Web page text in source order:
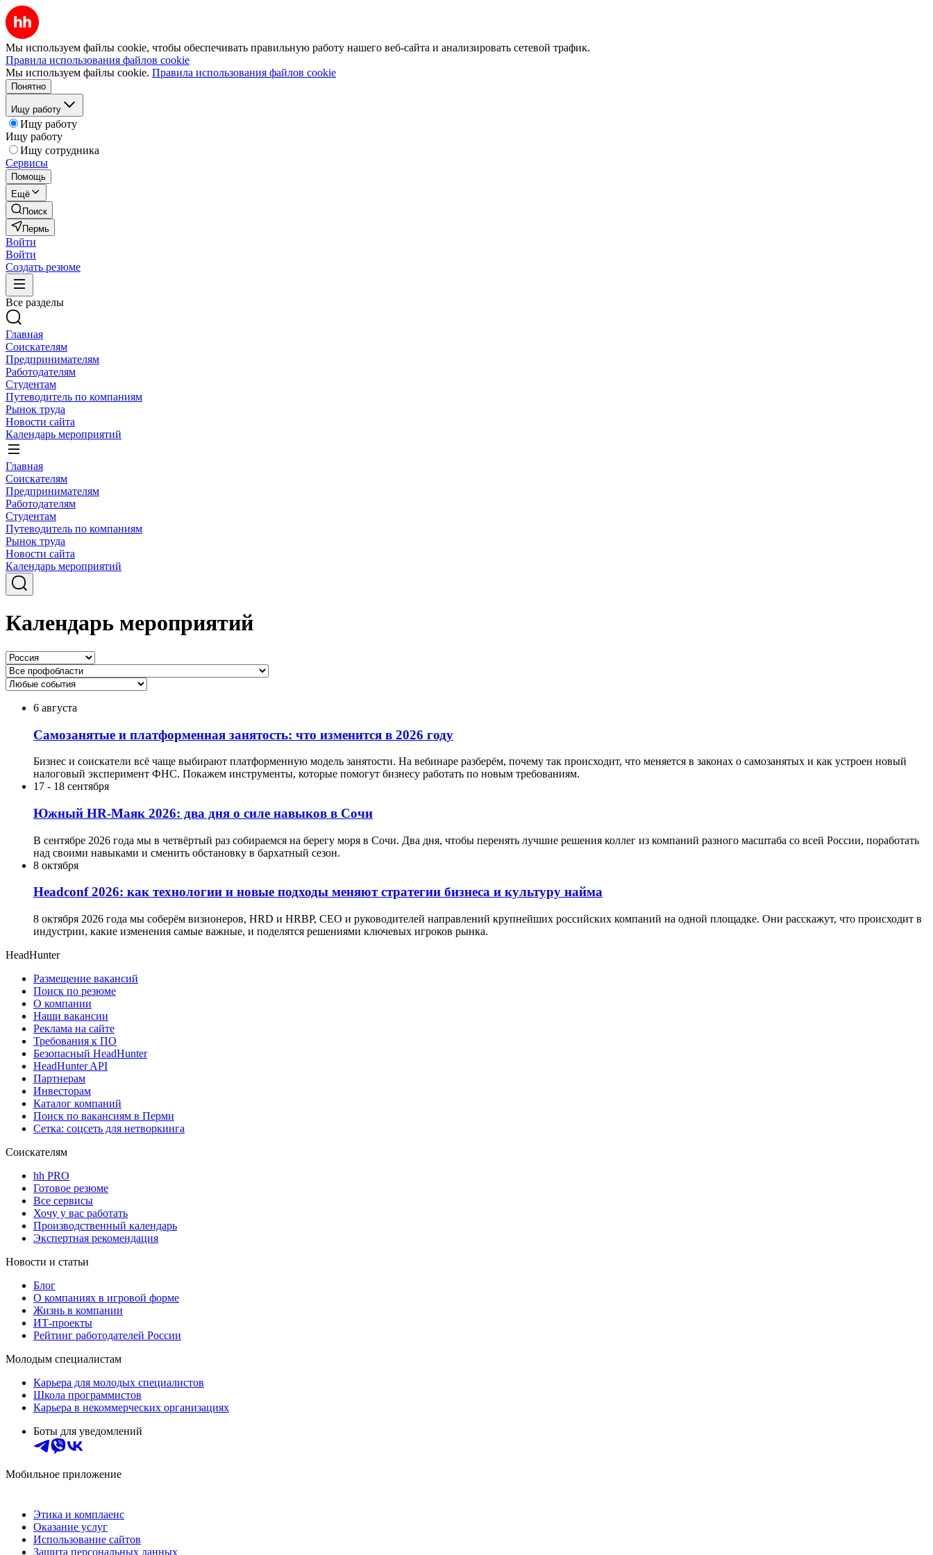
Мы используем файлы cookie, чтобы обеспечивать правильную работу нашего веб-сайта и анализировать сетевой трафик.
Правила использования файлов cookie
Мы используем файлы cookie. Правила использования файлов cookie
Понятно
Ищу работу
Ищу работу
Ищу работу
Ищу сотрудника
Сервисы
Помощь
Ещё
Поиск
Пермь
Войти
Войти
Создать резюме
Все разделы
Главная
Соискателям
Предпринимателям
Работодателям
Студентам
Путеводитель по компаниям
Рынок труда
Новости сайта
Календарь мероприятий
Главная
Соискателям
Предпринимателям
Работодателям
Студентам
Путеводитель по компаниям
Рынок труда
Новости сайта
Календарь мероприятий
Календарь мероприятий
6 августа
Самозанятые и платформенная занятость: что изменится в 2026 году
Бизнес и соискатели всё чаще выбирают платформенную модель занятости. На вебинаре разберём, почему так происходит, что меняется в законах о самозанятых и как устроен новый
налоговый эксперимент ФНС. Покажем инструменты, которые помогут бизнесу работать по новым требованиям.
17 - 18 сентября
Южный HR-Маяк 2026: два дня о силе навыков в Сочи
В сентябре 2026 года мы в четвёртый раз собираемся на берегу моря в Сочи. Два дня, чтобы перенять лучшие решения коллег из компаний разного масштаба со всей России, поработать
над своими навыками и сменить обстановку в бархатный сезон.
8 октября
Headсonf 2026: как технологии и новые подходы меняют стратегии бизнеса и культуру найма
8 октября 2026 года мы соберём визионеров, HRD и HRBP, СЕО и руководителей направлений крупнейших российских компаний на одной площадке. Они расскажут, что происходит в
индустрии, какие изменения самые важные, и поделятся решениями ключевых игроков рынка.
HeadHunter
Размещение вакансий
Поиск по резюме
О компании
Наши вакансии
Реклама на сайте
Требования к ПО
Безопасный HeadHunter
HeadHunter API
Партнерам
Инвесторам
Каталог компаний
Поиск по вакансиям в Перми
Сетка: соцсеть для нетворкинга
Соискателям
hh PRO
Готовое резюме
Все сервисы
Хочу у вас работать
Производственный календарь
Экспертная рекомендация
Новости и статьи
Блог
О компаниях в игровой форме
Жизнь в компании
ИТ-проекты
Рейтинг работодателей России
Молодым специалистам
Карьера для молодых специалистов
Школа программистов
Карьера в некоммерческих организациях
Боты для уведомлений
Мобильное приложение
Этика и комплаенс
Оказание услуг
Использование сайтов
Защита персональных данных